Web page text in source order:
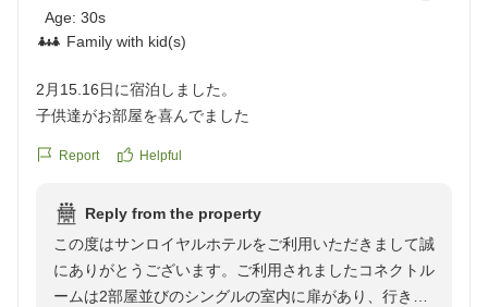
Age: 30s
Family with kid(s)
2月15.16日に宿泊しました。
子供達がお部屋を喜んでました
Report Helpful
Reply from the property
この度はサンロイヤルホテルをご利用いただきまして誠
にありがとうございます。ご利用されましたコネクトル
ームは2部屋並びのシングルの室内に扉があり、行き来